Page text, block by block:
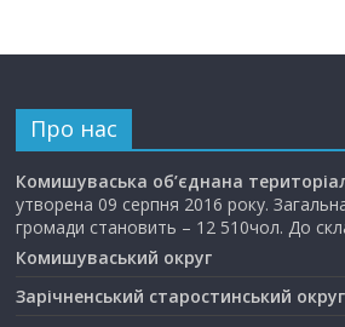
Про нас
Комишуваська об’єднана
утворена 09 серпня 2016 року.
громади становить – 12 510чол. До
Комишуваський округ
Зарічненський старостинський